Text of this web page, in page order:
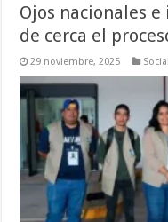
Ojos nacionales
de cerca el
29 noviembre, 2025